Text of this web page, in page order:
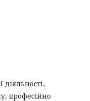
діяльності,
професійно